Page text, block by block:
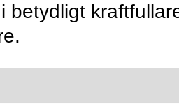
betydligt